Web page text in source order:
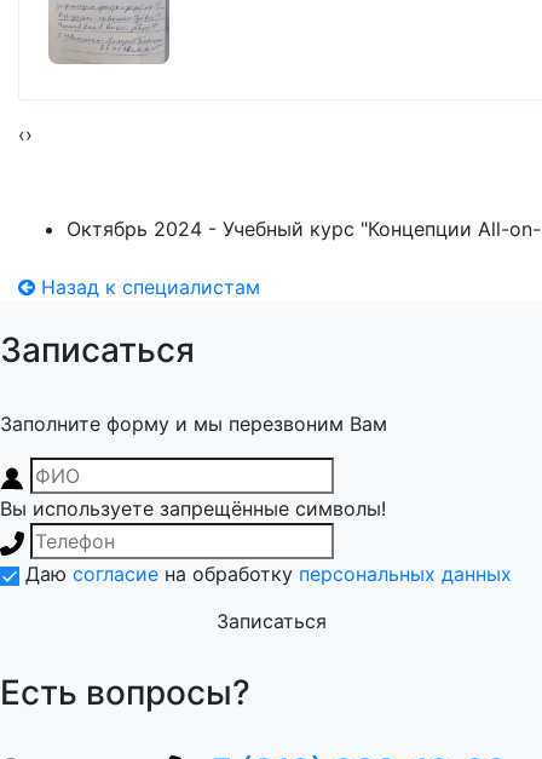
‹›
Октябрь 2024 - Учебный курс "Концепции All-
Назад к специалистам
Записаться
Заполните форму и мы перезвоним Вам
Вы используете запрещённые символы!
Даю согласие на обработку персональных данных
Записаться
Есть вопросы?